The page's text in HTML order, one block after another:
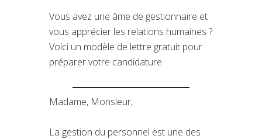
Vous avez une âme de gestionnaire et
vous apprécier les relations humaines ?
Voici un modèle de lettre gratuit pour
préparer votre candidature
Madame, Monsieur,
La gestion du personnel est une des